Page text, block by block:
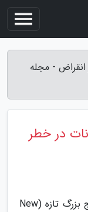
- مجله
در خطر
به گزارش مجله عکسها، پروژه عکاسی پنج بزرگ تازه (New